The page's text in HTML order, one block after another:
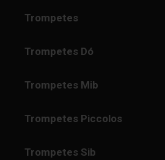
Trompetes
Trompetes Dó
Trompetes Mib
Trompetes Piccolos
Trompetes Sib